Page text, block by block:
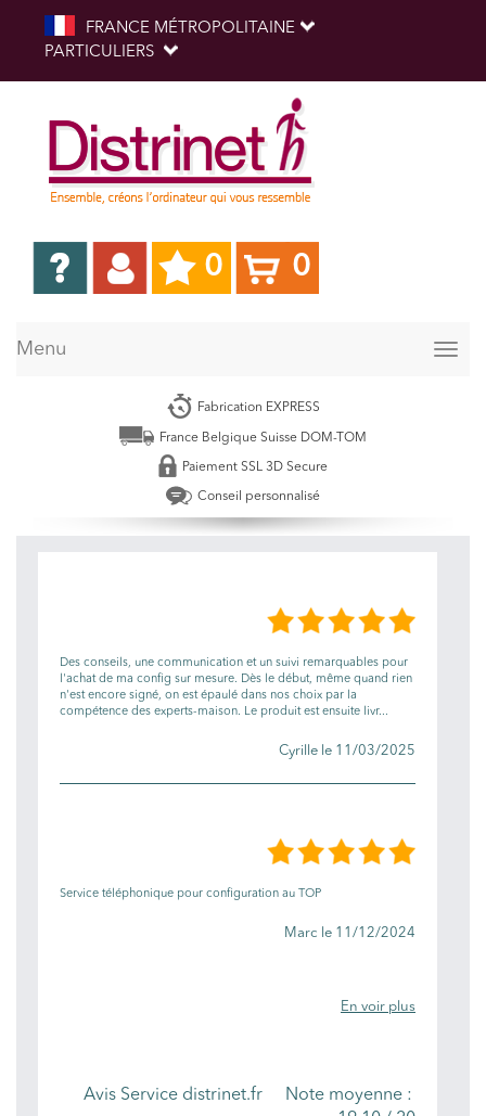
FRANCE MÉTROPOLITAINE
PARTICULIERS
0 0
Menu
Fabrication EXPRESS
France Belgique Suisse DOM-TOM
Paiement SSL 3D Secure
Conseil personnalisé
Des conseils, une communication et un suivi remarquables pour
l'achat de ma config sur mesure. Dès le début, même quand rien
n'est encore signé, on est épaulé dans nos choix par la
compétence des experts-maison. Le produit est ensuite livr...
Cyrille le 11/03/2025
Service téléphonique pour configuration au TOP
Marc le 11/12/2024
En voir plus
Avis Service distrinet.fr
Note moyenne :